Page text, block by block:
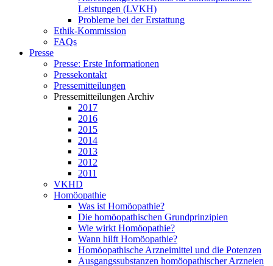
Leistungen (LVKH)
Probleme bei der Erstattung
Ethik-Kommission
FAQs
Presse
Presse: Erste Informationen
Pressekontakt
Pressemitteilungen
Pressemitteilungen Archiv
2017
2016
2015
2014
2013
2012
2011
VKHD
Homöopathie
Was ist Homöopathie?
Die homöopathischen Grundprinzipien
Wie wirkt Homöopathie?
Wann hilft Homöopathie?
Homöopathische Arzneimittel und die Potenzen
Ausgangssubstanzen homöopathischer Arzneien